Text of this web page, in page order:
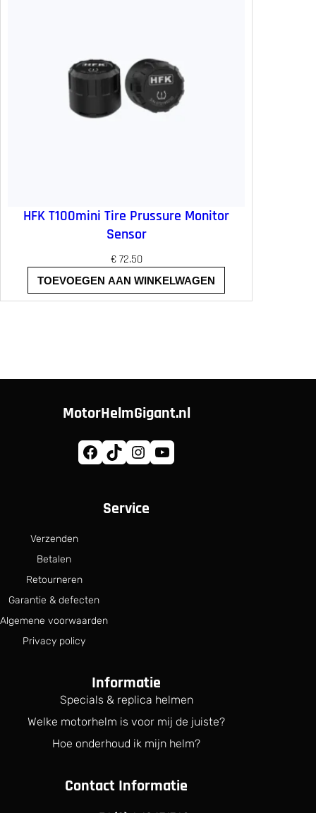
HFK T100mini Tire Prussure Monitor
Sensor
€72.50
TOEVOEGEN AAN WINKELWAGEN
MotorHelmGigant.nl
Facebook TikTok Instagram YouTube
Service
Verzenden
Betalen
Retourneren
Garantie & defecten
Algemene voorwaarden
Privacy policy
Informatie
Specials & replica helmen
Welke motorhelm is voor mij de juiste?
Hoe onderhoud ik mijn helm?
Contact Informatie